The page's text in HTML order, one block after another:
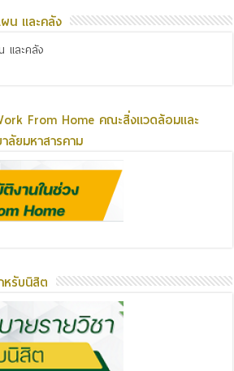
น และคลัง
และคลัง
From Home คณะสิ่งแวดล้อมและ
ลัยมหาสารคาม
หรับนิสิต